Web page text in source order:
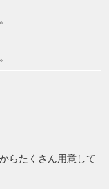
らたくさん用意して